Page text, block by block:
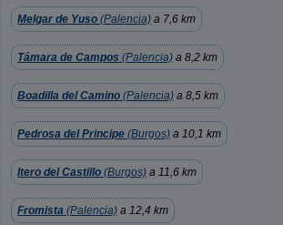
Melgar de Yuso (Palencia) a 7,6 km
Támara de Campos (Palencia) a 8,2 km
Boadilla del Camino (Palencia) a 8,5 km
Pedrosa del Principe (Burgos) a 10,1 km
Itero del Castillo (Burgos) a 11,6 km
Fromista (Palencia) a 12,4 km